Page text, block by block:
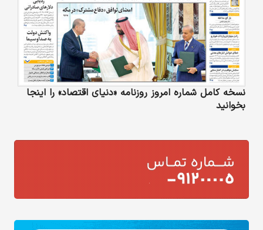
نسخه کامل شماره امروز روزنامه «دنیای‌ اقتصاد» را اینجا
بخوانید